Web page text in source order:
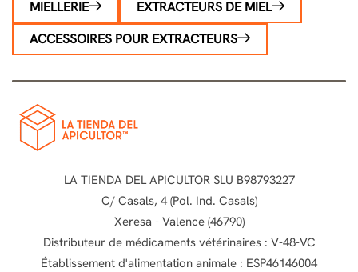
MIELLERIE
EXTRACTEURS DE MIEL
ACCESSOIRES POUR EXTRACTEURS
LA TIENDA DEL APICULTOR SLU B98793227
C/ Casals, 4 (Pol. Ind. Casals)
Xeresa - Valence (46790)
Distributeur de médicaments vétérinaires : V-48-VC
Établissement d'alimentation animale : ESP46146004